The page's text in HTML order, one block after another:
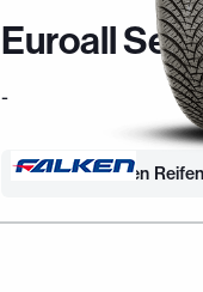
Euroall
-
Finden Sie Ihren Reifen